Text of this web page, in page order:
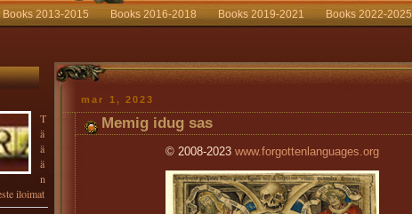
Books 2013-2015 Books 2016-2018 Books 2019-2021 Books 2022-2025
T
ä
ä
ä
n
iloimat
mar 1, 2023
Memig idug sas
© 2008-2023 www.forgottenlanguages.org